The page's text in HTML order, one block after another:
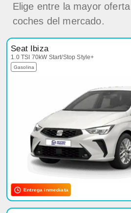
Elige entre la mayor
coches del mercado.
Seat Ibiza
1.0 TSI 70kW Start/Stop Style+
Gasolina
Entrega inmediata